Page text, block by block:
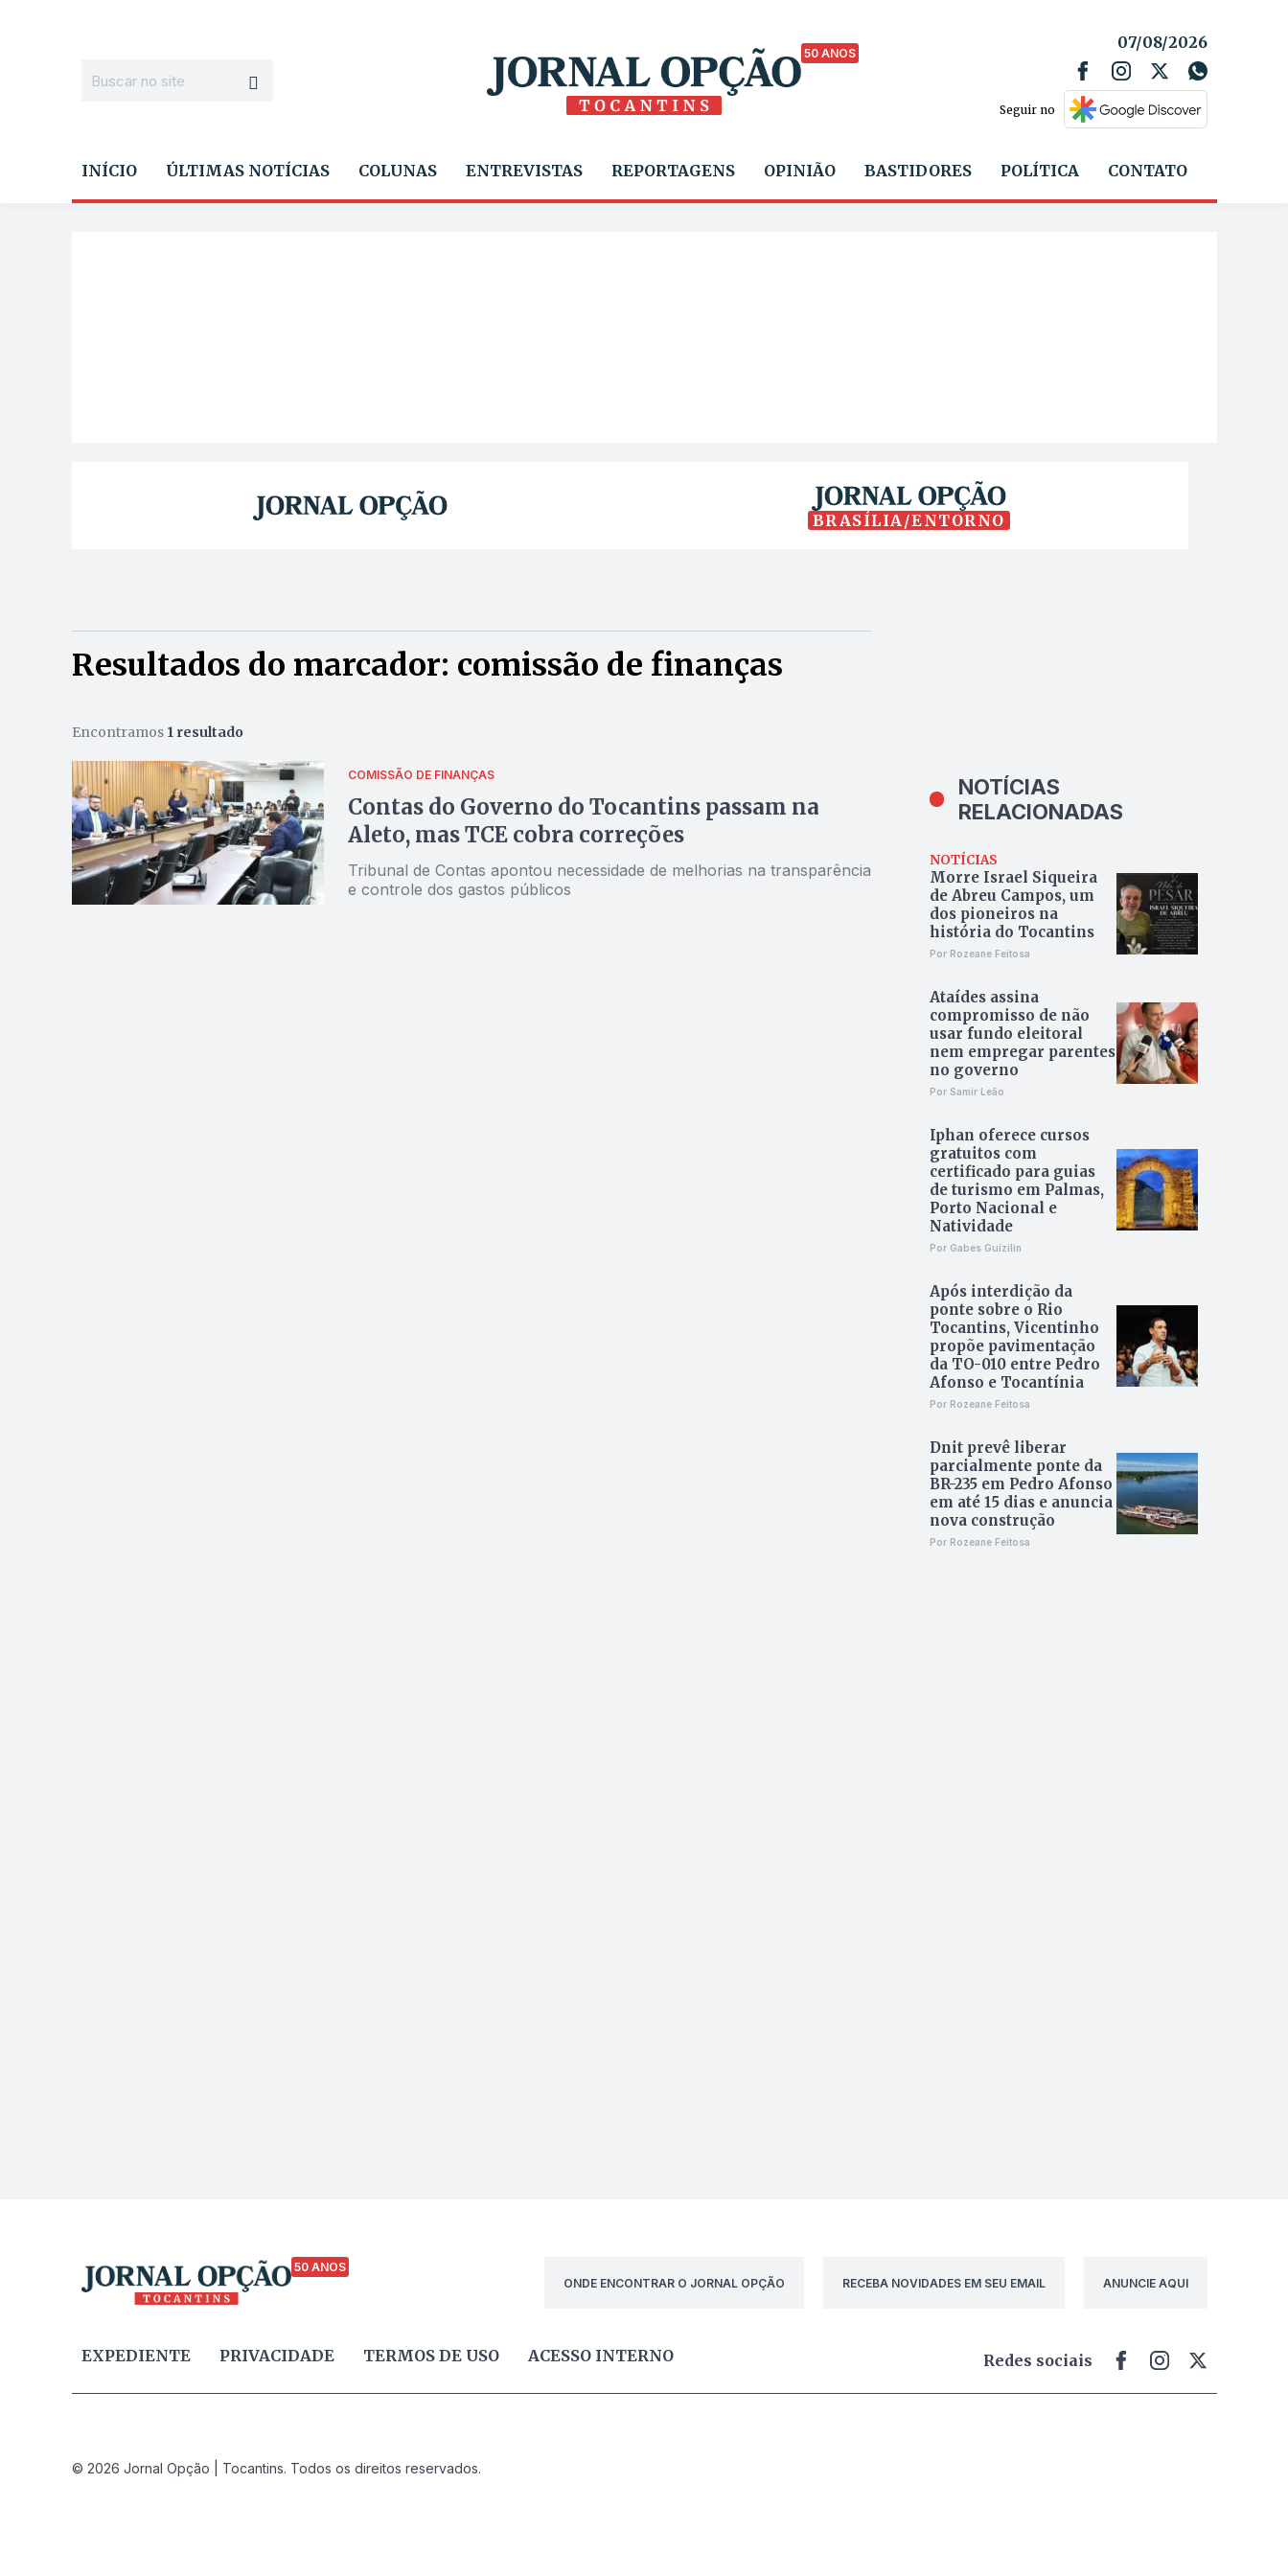
50 ANOS
07/08/2026
Seguir no
INÍCIO ÚLTIMAS NOTÍCIAS COLUNAS ENTREVISTAS REPORTAGENS OPINIÃO BASTIDORES POLÍTICA CONTATO
BRASÍLIA/ENTORNO
Resultados do marcador: comissão de finanças
Encontramos 1 resultado
COMISSÃO DE FINANÇAS
Contas do Governo do Tocantins passam na
Aleto, mas TCE cobra correções
Tribunal de Contas apontou necessidade de melhorias na transparência
e controle dos gastos públicos
NOTÍCIAS
RELACIONADAS
NOTÍCIAS
Morre Israel Siqueira
de Abreu Campos, um
dos pioneiros na
história do Tocantins
Por Rozeane Feitosa
Ataídes assina
compromisso de não
usar fundo eleitoral
nem empregar parentes
no governo
Por Samir Leão
Iphan oferece cursos
gratuitos com
certificado para guias
de turismo em Palmas,
Porto Nacional e
Natividade
Por Gabes Guizilin
Após interdição da
ponte sobre o Rio
Tocantins, Vicentinho
propõe pavimentação
da TO-010 entre Pedro
Afonso e Tocantínia
Por Rozeane Feitosa
Dnit prevê liberar
parcialmente ponte da
BR-235 em Pedro Afonso
em até 15 dias e anuncia
nova construção
Por Rozeane Feitosa
50 ANOS
ONDE ENCONTRAR O JORNAL OPÇÃO
RECEBA NOVIDADES EM SEU EMAIL ANUNCIE AQUI
EXPEDIENTE PRIVACIDADE TERMOS DE USO ACESSO INTERNO Redes sociais
© 2026 Jornal Opção | Tocantins. Todos os direitos reservados.